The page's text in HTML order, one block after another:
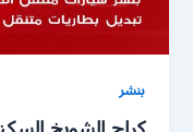
بنشر